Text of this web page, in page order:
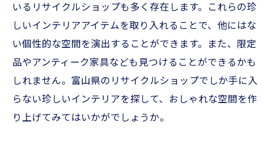
いるリサイクルショップも多く存在します。これらの珍
しいインテリアアイテムを取り入れることで、他にはな
い個性的な空間を演出することができます。また、限定
品やアンティーク家具なども見つけることができるかも
しれません。富山県のリサイクルショップでしか手に入
らない珍しいインテリアを探して、おしゃれな空間を作
り上げてみてはいかがでしょうか。